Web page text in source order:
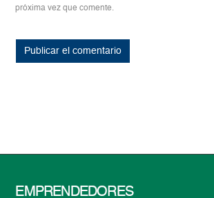
próxima vez que comente.
EMPRENDEDORES